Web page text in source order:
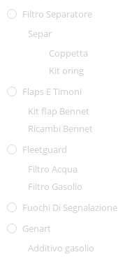
Filtro Separatore
Separ
Coppetta
Kit oring
Flaps E Timoni
Kit flap Bennet
Ricambi Bennet
Fleetguard
Filtro Acqua
Filtro Gasolio
Fuochi Di Segnalazione
Genart
Additivo gasolio